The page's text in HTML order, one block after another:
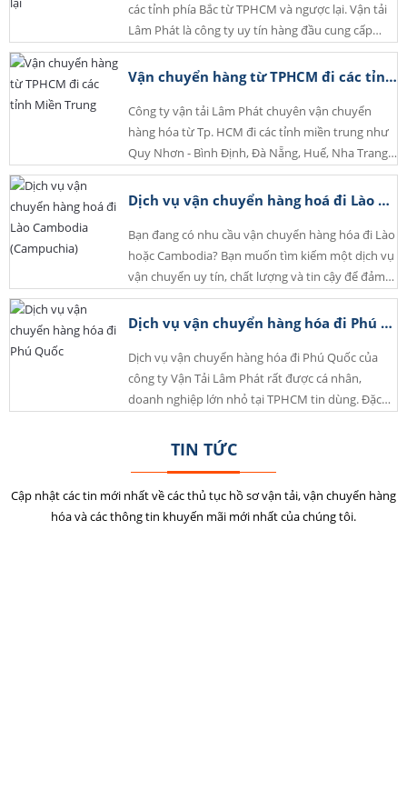
các tỉnh phía Bắc từ TPHCM và ngược lại. Vận tải
Lâm Phát là công ty uy tín hàng đầu cung cấp
dịch vụ vận chuyển hàng từ TPHCM đi các tỉnh
phía Bắc và ngược lại.
Vận chuyển hàng từ TPHCM đi các tỉnh Miền Trung
Công ty vận tải Lâm Phát chuyên vận chuyển
hàng hóa từ Tp. HCM đi các tỉnh miền trung như
Quy Nhơn - Bình Định, Đà Nẵng, Huế, Nha Trang -
Khánh Hòa. Với uy tín và kinh nghiệm nhiều năm,
dịch vụ vận chuyển của công ty luôn là sự lựa Dịch vụ vận chuyển hàng hoá đi Lào Cambodia (Campuchia)
Bạn đang có nhu cầu vận chuyển hàng hóa đi Lào
hoặc Cambodia? Bạn muốn tìm kiếm một dịch vụ
vận chuyển uy tín, chất lượng và tin cậy để đảm
bảo hàng hóa của bạn được gửi đi một cách an
toàn và kịp thời? Hãy đến với chúng tôi - nhà
trong ngành. Chúng tôi cam kết mang đến cho
bạn trải nghiệm vận chuyển tốt nhất, đáp ứng
đầy đủ các tiêu chuẩn SEO để đảm bảo sự hiệu
Dịch vụ vận chuyển hàng hóa đi Phú Quốc
Dịch vụ vận chuyển hàng hóa đi Phú Quốc của
công ty Vận Tải Lâm Phát rất được cá nhân,
doanh nghiệp lớn nhỏ tại TPHCM tin dùng. Đặc
chi phí tốt nhất hiện nay.
TIN TỨC
Cập nhật các tin mới nhất về các thủ tục hồ sơ vận tải, vận chuyển hàng
hóa và các thông tin khuyến mãi mới nhất của chúng tôi.